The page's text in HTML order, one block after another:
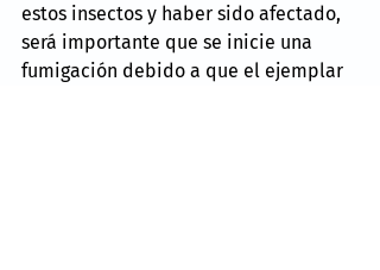
estos insectos y haber sido afectado,
será importante que se inicie una
fumigación debido a que el ejemplar